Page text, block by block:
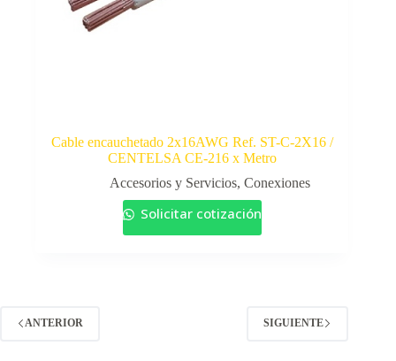
Cable encauchetado 2x16AWG Ref. ST-C-2X16 /
CENTELSA CE-216 x Metro
Accesorios y Servicios, Conexiones
Solicitar cotización
ANTERIOR SIGUIENTE